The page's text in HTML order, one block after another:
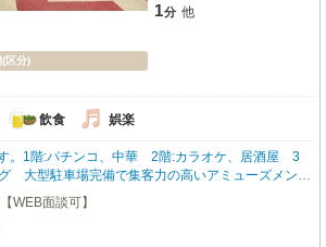
区分)
1分 他
飲食 娯楽
。1階:パチンコ、中華 2階:カラオケ、居酒屋 3
大型駐車場完備で集客力の高いアミューズメント
パマンショップ函館地域№1の物件取扱数の函館店
WEB面談可】